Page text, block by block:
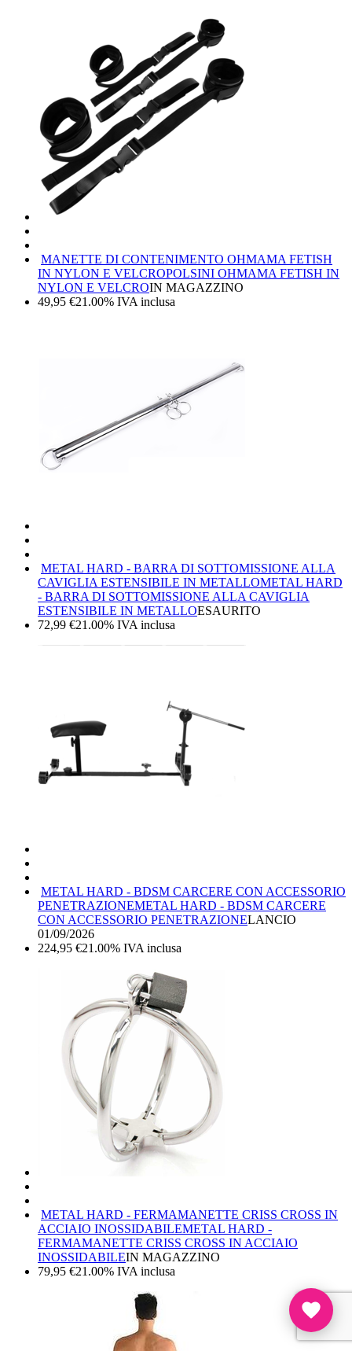
MANETTE DI CONTENIMENTO OHMAMA FETISH
IN NYLON E VELCROPOLSINI OHMAMA FETISH IN
NYLON E VELCROIN MAGAZZINO
49,95 €21.00% IVA inclusa
METAL HARD - BARRA DI SOTTOMISSIONE ALLA
CAVIGLIA ESTENSIBILE IN METALLOMETAL HARD
- BARRA DI SOTTOMISSIONE ALLA CAVIGLIA
ESTENSIBILE IN METALLOESAURITO
72,99 €21.00% IVA inclusa
METAL HARD - BDSM CARCERE CON ACCESSORIO
PENETRAZIONEMETAL HARD - BDSM CARCERE
CON ACCESSORIO PENETRAZIONELANCIO
01/09/2026
224,95 €21.00% IVA inclusa
METAL HARD - FERMAMANETTE CRISS CROSS IN
ACCIAIO INOSSIDABILEMETAL HARD -
FERMAMANETTE CRISS CROSS IN ACCIAIO
INOSSIDABILEIN MAGAZZINO
79,95 €21.00% IVA inclusa